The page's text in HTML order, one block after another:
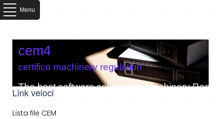
Menu
cem4
certifico machinery regulation
The best software solution for Machinery
Link veloci
Lista file CEM